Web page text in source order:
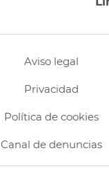
Aviso legal
Privacidad
Política de cookies
Canal de denuncias